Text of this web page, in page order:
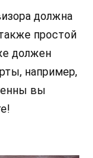
должна
простой
должен
например,
вы